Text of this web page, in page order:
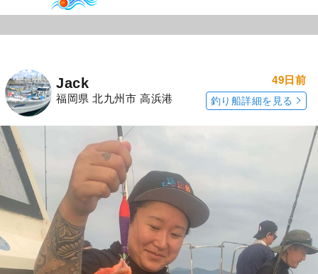
Jack
福岡県 北九州市 高浜港
49日前
釣り船詳細を見る